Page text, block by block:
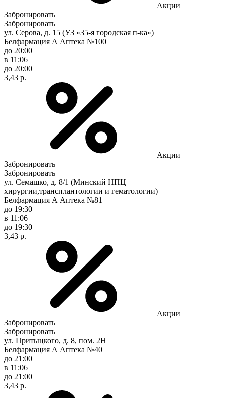
Акции
Забронировать
Забронировать
ул. Серова, д. 15 (УЗ «35-я городская п-ка»)
Белфармация А Аптека №100
до 20:00
в 11:06
до 20:00
3,43 р.
Акции
Забронировать
Забронировать
ул. Семашко, д. 8/1 (Минский НПЦ
хирургии,трансплантологии и гематологии)
Белфармация А Аптека №81
до 19:30
в 11:06
до 19:30
3,43 р.
Акции
Забронировать
Забронировать
ул. Притыцкого, д. 8, пом. 2Н
Белфармация А Аптека №40
до 21:00
в 11:06
до 21:00
3,43 р.